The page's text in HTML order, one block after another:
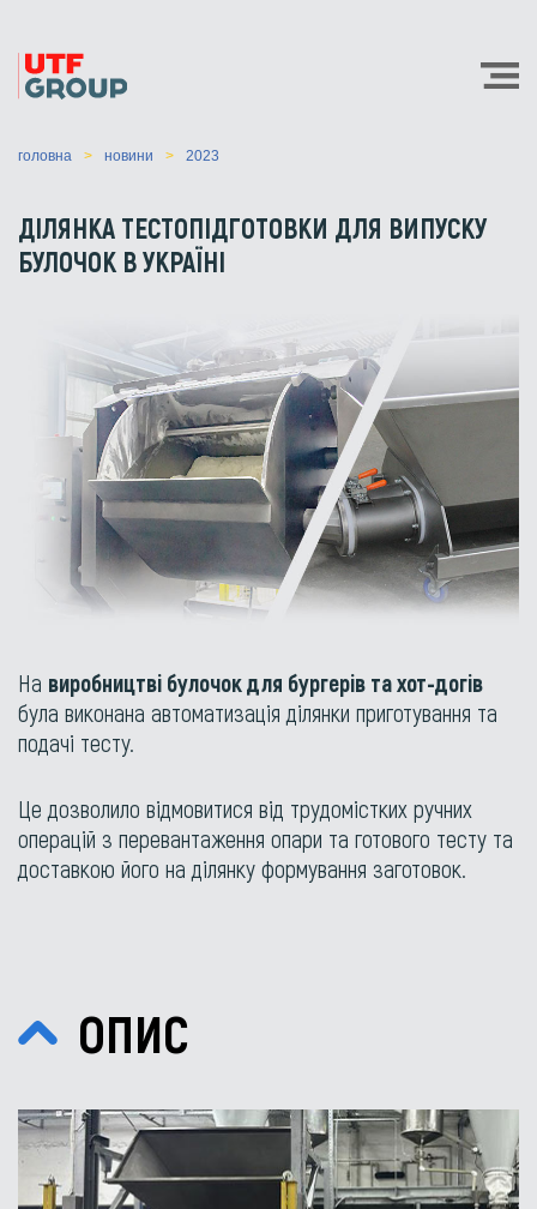
головна новини 2023
ДІЛЯНКА ТЕСТОПІДГОТОВКИ ДЛЯ ВИПУСКУ
БУЛОЧОК В УКРАЇНІ
На виробництві булочок для бургерів та хот-догів
була виконана автоматизація ділянки приготування та
подачі тесту.
Це дозволило відмовитися від трудомістких ручних
операцій з перевантаження опари та готового тесту та
доставкою його на ділянку формування заготовок.
ОПИС